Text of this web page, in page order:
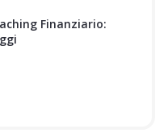
Finanziario: